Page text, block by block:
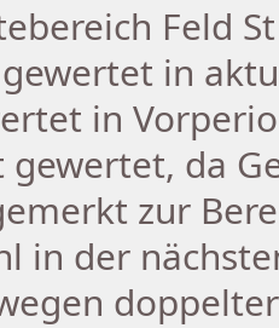
Feld
in
in
gewertet, da
zur
in der